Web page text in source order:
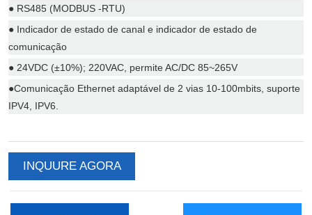
INQUURE AGORA